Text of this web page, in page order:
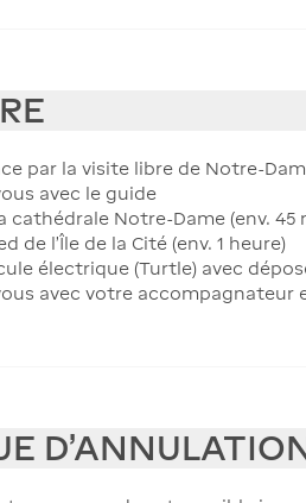
par la visite libre de Notre-
avec le guide
cathédrale Notre-Dame (env. 45
de l’Île de la Cité (env. 1 heure)
électrique (Turtle) avec
avec votre accompagnateur